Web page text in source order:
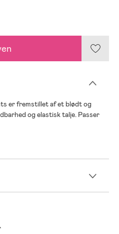
er fremstillet af et blødt og
og elastisk talje. Passer